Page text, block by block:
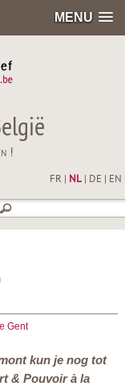
MENU
!
FR NL| DE EN
Gent
kun je nog tot
& Pouvoir à la